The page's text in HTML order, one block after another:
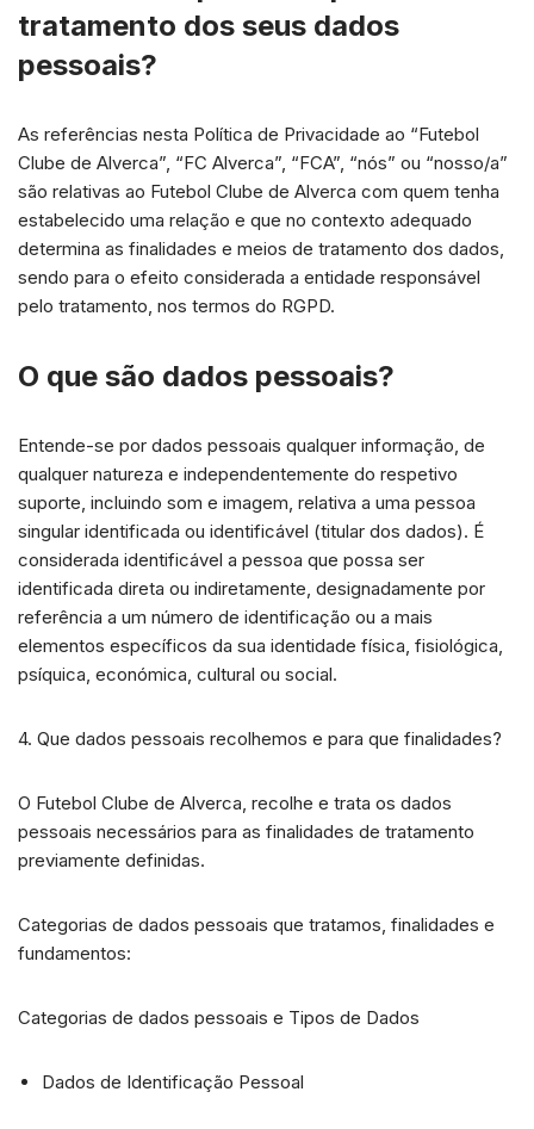
tratamento dos seus dados
pessoais?
As referências nesta Política de Privacidade ao “Futebol
Clube de Alverca”, “FC Alverca”, “FCA”, “nós” ou “nosso/a”
são relativas ao Futebol Clube de Alverca com quem tenha
estabelecido uma relação e que no contexto adequado
determina as finalidades e meios de tratamento dos dados,
sendo para o efeito considerada a entidade responsável
pelo tratamento, nos termos do RGPD.
O que são dados pessoais?
Entende-se por dados pessoais qualquer informação, de
qualquer natureza e independentemente do respetivo
suporte, incluindo som e imagem, relativa a uma pessoa
singular identificada ou identificável (titular dos dados). É
considerada identificável a pessoa que possa ser
identificada direta ou indiretamente, designadamente por
referência a um número de identificação ou a mais
elementos específicos da sua identidade física, fisiológica,
psíquica, económica, cultural ou social.
4. Que dados pessoais recolhemos e para que finalidades?
O Futebol Clube de Alverca, recolhe e trata os dados
pessoais necessários para as finalidades de tratamento
previamente definidas.
Categorias de dados pessoais que tratamos, finalidades e
fundamentos:
Categorias de dados pessoais e Tipos de Dados
Dados de Identificação Pessoal